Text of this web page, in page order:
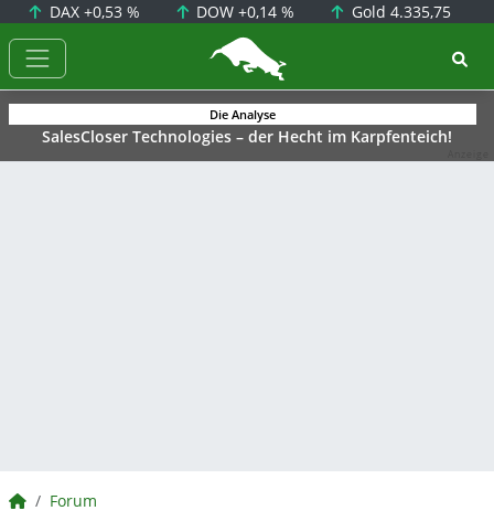
DAX +0,53 % DOW+0,14 % Gold 4.335,75
BörsenNEWS.de
Die Analyse
SalesCloser Technologies – der Hecht im Karpfenteich!
BörsenNEWS.de
Forum